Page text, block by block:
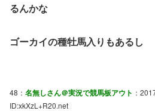
るんかな
ゴーカイの種牡馬入りもあるし
48： 名無しさん＠実況で競馬板アウト ：
ID:xkXzL+R20.net